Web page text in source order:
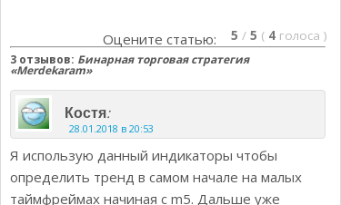
Оцените статью: 5 / 5 ( 4 голоса )
3 отзывов: Бинарная торговая стратегия
«Merdekaram»
Костя:
28.01.2018 в 20:53
Я использую данный индикаторы чтобы
определить тренд в самом начале на малых
таймфреймах начиная с m5. Дальше уже